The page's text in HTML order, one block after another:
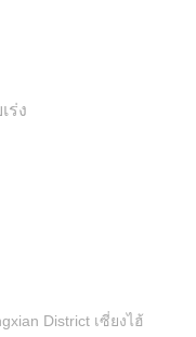
ร่ง
District เซี่ยงไฮ้